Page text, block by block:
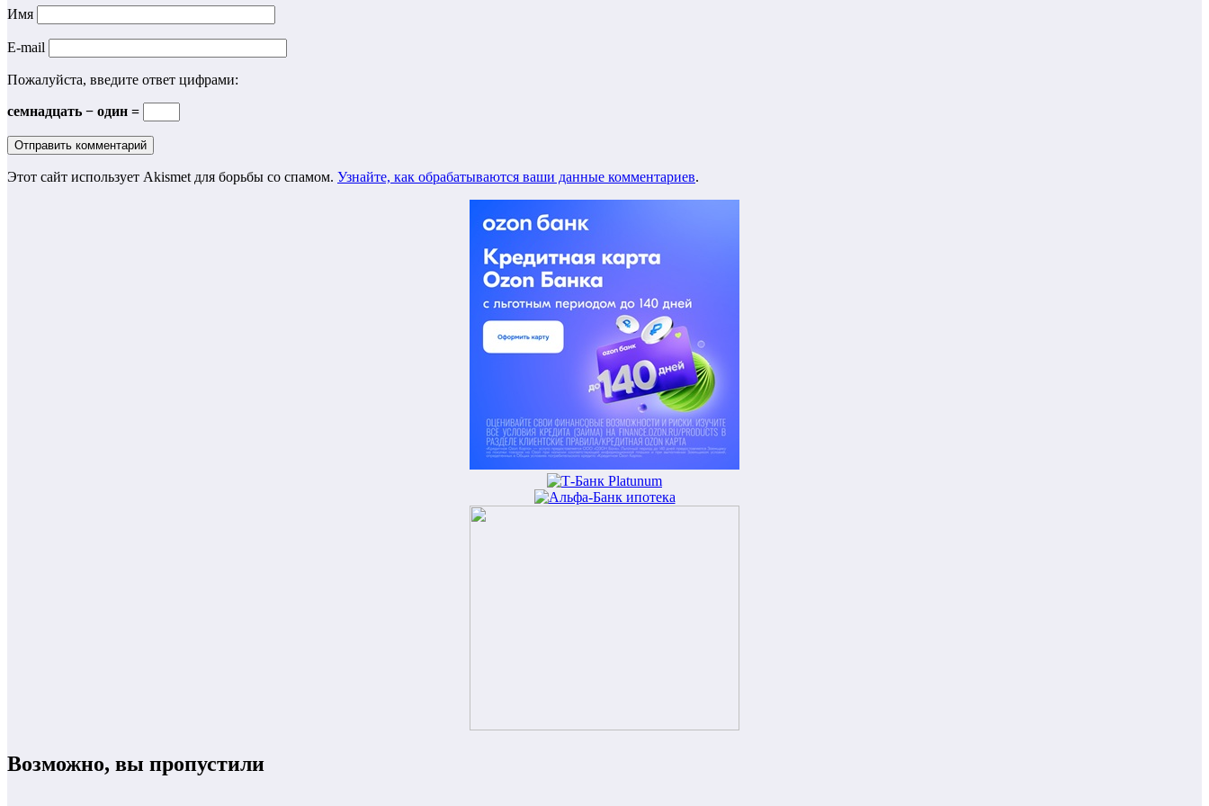
Имя
E-mail
Пожалуйста, введите ответ цифрами:
семнадцать − один =
Этот сайт использует Akismet для борьбы со спамом. Узнайте, как обрабатываются ваши данные комментариев.
Возможно, вы пропустили